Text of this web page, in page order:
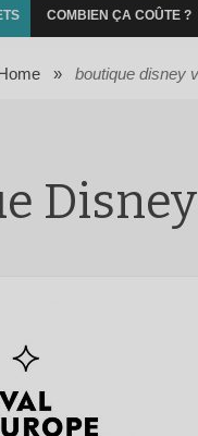
COMBIEN ÇA COÛTE ?
» boutique disney
Disney